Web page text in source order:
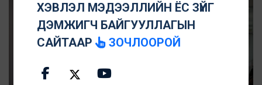
ХЭВЛЭЛ МЭДЭЭЛЛИЙН ЁС ЗҮЙГ
ДЭМЖИГЧ БАЙГУУЛЛАГЫН
САЙТААР
ЗОЧЛООРОЙ